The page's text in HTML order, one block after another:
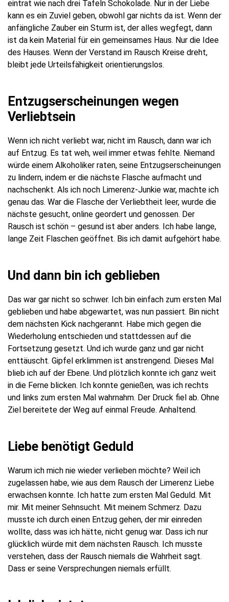
eintrat wie nach drei Tafeln Schokolade. Nur in der Liebe
kann es ein Zuviel geben, obwohl gar nichts da ist. Wenn der
anfängliche Zauber ein Sturm ist, der alles wegfegt, dann
ist da kein Material für ein gemeinsames Haus. Nur die Idee
des Hauses. Wenn der Verstand im Rausch Kreise dreht,
bleibt jede Urteilsfähigkeit orientierungslos.
Entzugserscheinungen wegen
Verliebtsein
Wenn ich nicht verliebt war, nicht im Rausch, dann war ich
auf Entzug. Es tat weh, weil immer etwas fehlte. Niemand
würde einem Alkoholiker raten, seine Entzugserscheinungen
zu lindern, indem er die nächste Flasche aufmacht und
nachschenkt. Als ich noch Limerenz-Junkie war, machte ich
genau das. War die Flasche der Verliebtheit leer, wurde die
nächste gesucht, online geordert und genossen. Der
Rausch ist schön – gesund ist aber anders. Ich habe lange,
lange Zeit Flaschen geöffnet. Bis ich damit aufgehört habe.
Und dann bin ich geblieben
Das war gar nicht so schwer. Ich bin einfach zum ersten Mal
geblieben und habe abgewartet, was nun passiert. Bin nicht
dem nächsten Kick nachgerannt. Habe mich gegen die
Wiederholung entschieden und stattdessen auf die
Fortsetzung gesetzt. Und ich wurde ganz und gar nicht
enttäuscht. Gipfel erklimmen ist anstrengend. Dieses Mal
blieb ich auf der Ebene. Und plötzlich konnte ich ganz weit
in die Ferne blicken. Ich konnte genießen, was ich rechts
und links zum ersten Mal wahrnahm. Der Druck fiel ab. Ohne
Ziel bereitete der Weg auf einmal Freude. Anhaltend.
Liebe benötigt Geduld
Warum ich mich nie wieder verlieben möchte? Weil ich
zugelassen habe, wie aus dem Rausch der Limerenz Liebe
erwachsen konnte. Ich hatte zum ersten Mal Geduld. Mit
mir. Mit meiner Sehnsucht. Mit meinem Schmerz. Dazu
musste ich durch einen Entzug gehen, der mir einreden
wollte, dass was ich hätte, nicht genug war. Dass ich nur
glücklich würde mit dem nächsten Rausch. Ich musste
verstehen, dass der Rausch niemals die Wahrheit sagt.
Dass er seine Versprechungen niemals erfüllt.